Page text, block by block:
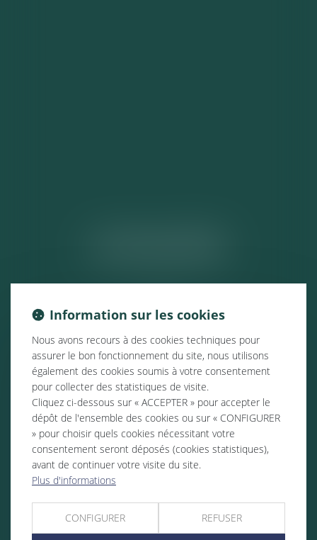
Information sur les cookies
Nous avons recours à des cookies techniques pour
assurer le bon fonctionnement du site, nous utilisons
également des cookies soumis à votre consentement
pour collecter des statistiques de visite.
Cliquez ci-dessous sur « ACCEPTER » pour accepter le
dépôt de l'ensemble des cookies ou sur « CONFIGURER
» pour choisir quels cookies nécessitant votre
consentement seront déposés (cookies statistiques),
avant de continuer votre visite du site.
Plus d'informations
CONFIGURER REFUSER